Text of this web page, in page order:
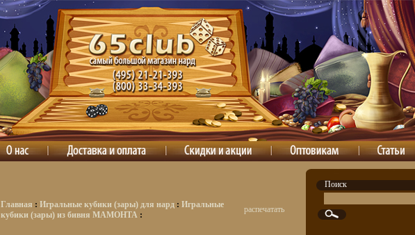
Главная : Игральные кубики (зары) для нард : Игральные
кубики (зары) из бивня МАМОНТА :
распечатать
Поиск